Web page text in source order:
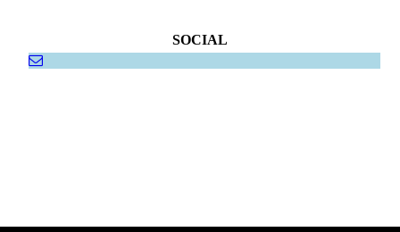
SOCIAL